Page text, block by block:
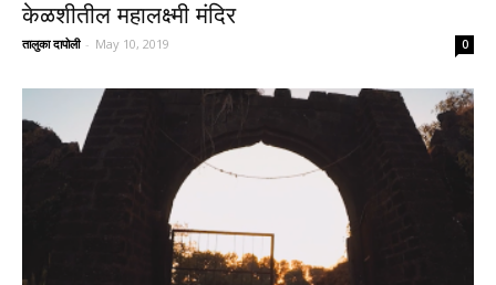
केळशीतील महालक्ष्मी मंदिर
तालुका दापोली - May 10, 2019 0